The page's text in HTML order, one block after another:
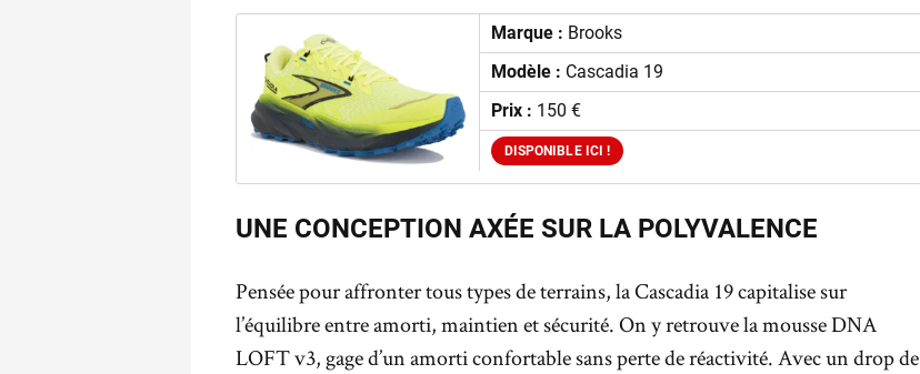
Marque : Brooks
Modèle : Cascadia 19
Prix : 150 €
DISPONIBLE ICI !
UNE CONCEPTION AXÉE SUR LA POLYVALENCE
Pensée pour affronter tous types de terrains, la Cascadia 19 capitalise sur
l’équilibre entre amorti, maintien et sécurité. On y retrouve la mousse DNA
LOFT v3, gage d’un amorti confortable sans perte de réactivité. Avec un drop de